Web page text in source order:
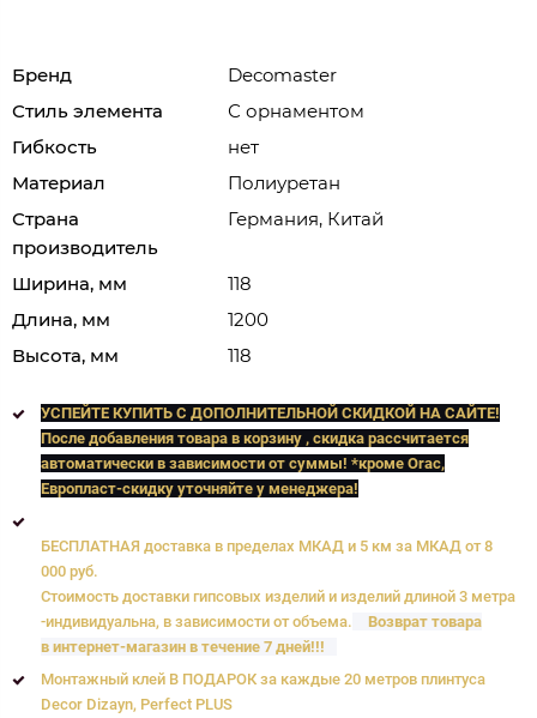
Бренд
Decomaster
Стиль элемента
С орнаментом
Гибкость
нет
Материал
Полиуретан
Страна
производитель
Германия, Китай
Ширина, мм
118
Длина, мм
1200
Высота, мм
118
УСПЕЙТЕ КУПИТЬ C ДОПОЛНИТЕЛЬНОЙ СКИДКОЙ НА САЙТЕ!
После добавления товара в корзину , скидка рассчитается
автоматически в зависимости от суммы! *кроме Orac,
Европласт-скидку уточняйте у менеджера!
БЕСПЛАТНАЯ доставка в пределах МКАД и 5 км за МКАД от 8
000 руб.
Стоимость доставки гипсовых изделий и изделий длиной 3 метра
-индивидуальна, в зависимости от объема.
Возврат товара
в интернет-магазин в течение 7 дней!!!
Монтажный клей В ПОДАРОК за каждые 20 метров плинтуса
Decor Dizayn, Perfect PLUS